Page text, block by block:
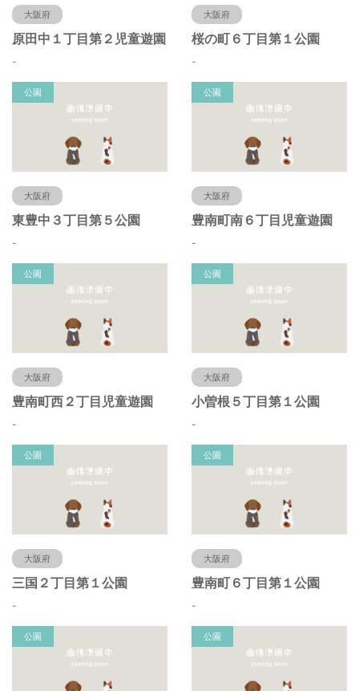
大阪府
原田中１丁目第２児童遊園
-
大阪府
桜の町６丁目第１公園
-
公園
大阪府
東豊中３丁目第５公園
-
公園
大阪府
豊南町南６丁目児童遊園
-
公園
大阪府
豊南町西２丁目児童遊園
-
公園
大阪府
小曽根５丁目第１公園
-
公園
大阪府
三国２丁目第１公園
-
公園
大阪府
豊南町６丁目第１公園
-
公園 公園